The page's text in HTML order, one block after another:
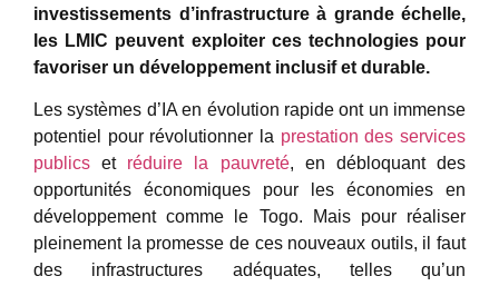
investissements d’infrastructure à grande échelle,
les LMIC peuvent exploiter ces technologies pour
favoriser un développement inclusif et durable.
Les systèmes d’IA en évolution rapide ont un immense
potentiel pour révolutionner la prestation des services
publics et réduire la pauvreté, en débloquant des
opportunités économiques pour les économies en
développement comme le Togo. Mais pour réaliser
pleinement la promesse de ces nouveaux outils, il faut
des infrastructures adéquates, telles qu’un